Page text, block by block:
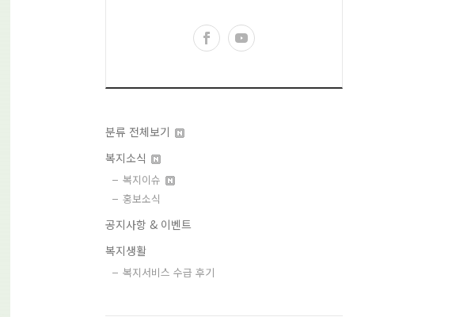
분류 전체보기
복지소식
복지이슈
홍보소식
공지사항 & 이벤트
복지생활
복지서비스 수급 후기